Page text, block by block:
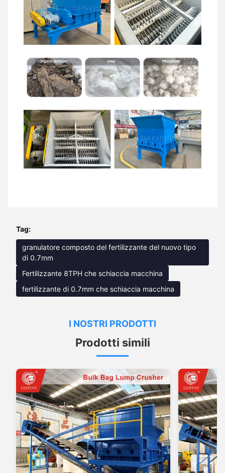
Tag:
granulatore composto del fertilizzante del nuovo tipo
di 0.7mm
Fertilizzante 8TPH che schiaccia macchina
fertilizzante di 0.7mm che schiaccia macchina
I NOSTRI PRODOTTI
Prodotti simili